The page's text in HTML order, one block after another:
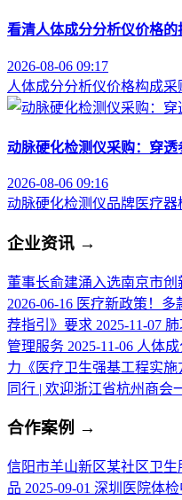
看清人体成分分析仪价格的
2026-08-06 09:17
人体成分分析仪价格构成采
动脉硬化检测仪采购：穿
2026-08-06 09:16
动脉硬化检测仪品牌医疗器
企业资讯 →
董事长俞建涌入选南京市创
2026-06-16 医疗新政策！多
荐指引》要求 2025-11-07
管理服务 2025-11-06 人体
力《医疗卫生强基工程实施
同行 | 欢迎浙江省杭州商会
合作案例 →
信阳市羊山新区某社区卫
品 2025-09-01 深圳医院体